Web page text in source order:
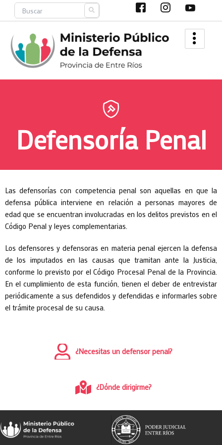
Search
Defensoría Penal
Las defensorías con competencia penal son aquellas en que la
defensa pública interviene en relación a personas mayores de
edad que se encuentran involucradas en los delitos previstos en el
Código Penal y leyes complementarias.
Los defensores y defensoras en materia penal ejercen la defensa
de los imputados en las causas que tramitan ante la Justicia,
conforme lo previsto por el Código Procesal Penal de la Provincia.
En el cumplimiento de esta función, tienen el deber de entrevistar
periódicamente a sus defendidos y defendidas e informarles sobre
el trámite procesal de su causa.
¿Necesitas un defensor penal?
¿Dónde dirigirme?